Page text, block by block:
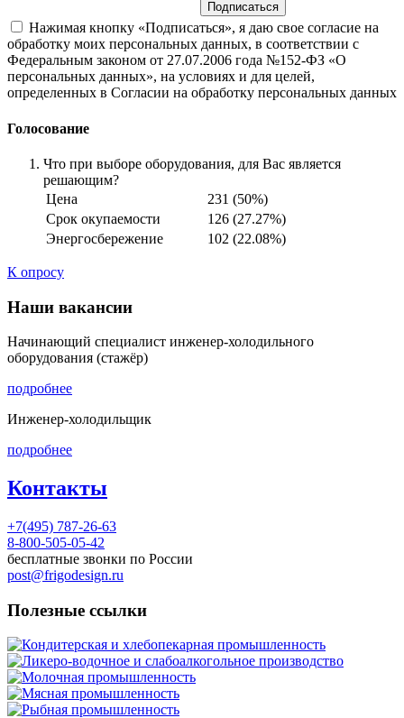
Нажимая кнопку «Подписаться», я даю свое согласие на
обработку моих персональных данных, в соответствии с
Федеральным законом от 27.07.2006 года №152-ФЗ «О
персональных данных», на условиях и для целей,
определенных в Согласии на обработку персональных данных
Голосование
Что при выборе оборудования, для Вас является
решающим?
Цена
231 (50%)
Срок окупаемости
126 (27.27%)
Энергосбережение
102 (22.08%)
К опросу
Наши вакансии
Начинающий специалист инженер-холодильного
оборудования (стажёр)
подробнее
Инженер-холодильщик
подробнее
Контакты
+7(495) 787-26-63
8-800-505-05-42
бесплатные звонки по России
post@frigodesign.ru
Полезные ссылки
Кондитерская и хлебопекарная промышленность
Ликеро-водочное и слабоалкогольное производство
Молочная промышленность
Мясная промышленность
Рыбная промышленность